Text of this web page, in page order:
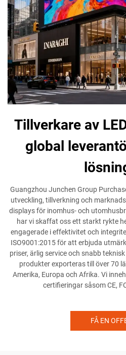
Tillverkare av
global
Guangzhou Junchen Group
utveckling, tillverkning och
displays för inomhus- och
har vi skaffat oss ett starkt rykte
engagerade i effektivitet och
ISO9001:2015 för att erbjuda
priser, ärlig service och snabb
produkter exporteras till över 70
Amerika, Europa och Afrika. Vi
certifieringar såsom CE,
FÅ EN